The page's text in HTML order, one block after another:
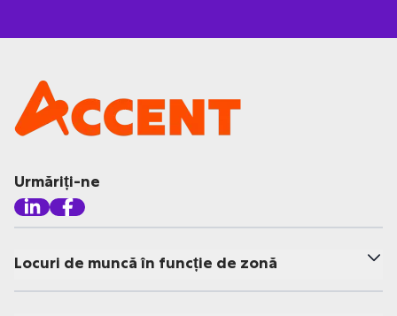
Urmăriți-ne
Locuri de muncă în funcție de zonă